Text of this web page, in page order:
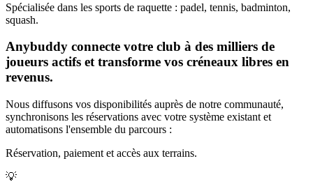
Spécialisée dans les sports de raquette : padel, tennis, badminton,
squash.
Anybuddy connecte votre club à des milliers de
joueurs actifs et transforme vos créneaux libres en
revenus.
Nous diffusons vos disponibilités auprès de notre communauté,
synchronisons les réservations avec votre système existant et
automatisons l'ensemble du parcours :
Réservation, paiement et accès aux terrains.
💡